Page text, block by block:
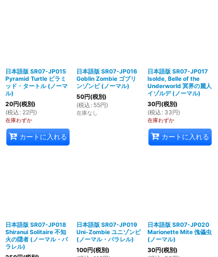
日本語版 SR07-JP015
Pyramid Turtle ピラミ
ッド・タートル (ノーマ
ル)
20円(税別)
(税込 : 22円)
在庫わずか
カートに入れる
日本語版 SR07-JP016
Goblin Zombie ゴブリ
ンゾンビ (ノーマル)
50円(税別)
(税込 : 55円)
在庫なし
日本語版 SR07-JP017
Isolde, Belle of the
Underworld 冥界の麗人
イゾルデ (ノーマル)
30円(税別)
(税込 : 33円)
在庫わずか
カートに入れる
日本語版 SR07-JP018
Shiranui Solitaire 不知
火の隠者 (ノーマル・パ
ラレル)
日本語版 SR07-JP019
Uni-Zombie ユニゾンビ
(ノーマル・パラレル)
100円(税別)
日本語版 SR07-JP020
Marionette Mite 傀儡虫
(ノーマル)
30円(税別)